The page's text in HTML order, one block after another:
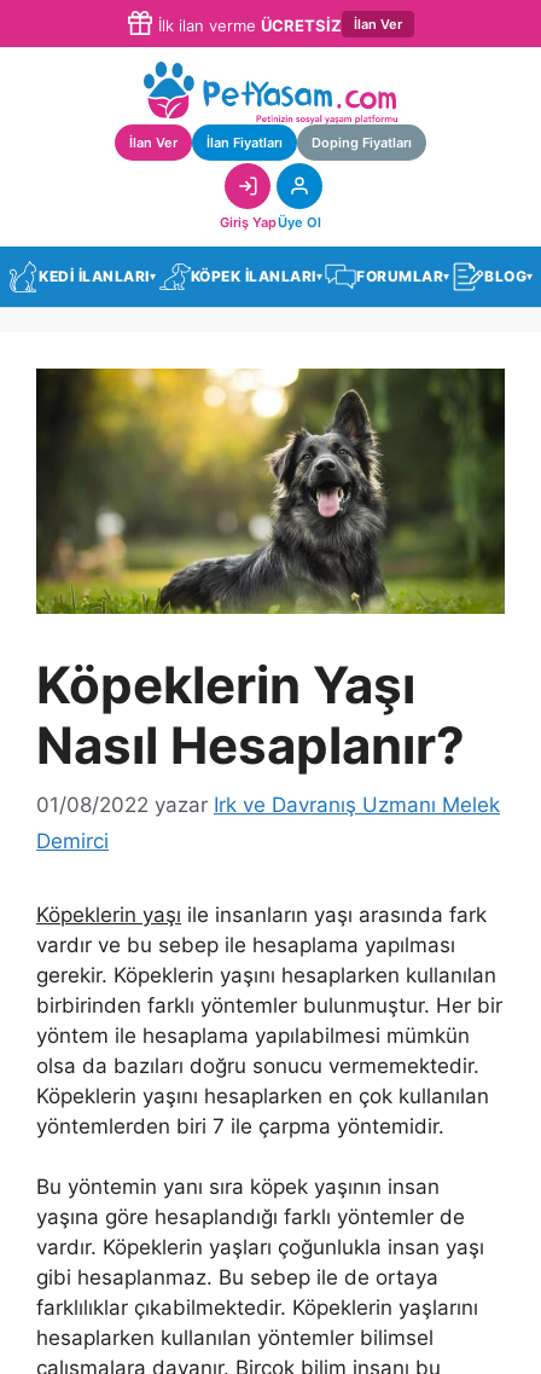
İlk ilan verme ÜCRETSİZ İlan Ver
İlan Ver İlan Fiyatları Doping Fiyatları
Giriş YapÜye Ol
KEDİ İLANLARI▾ KÖPEK İLANLARI▾ FORUMLAR▾ BLOG▾
Köpeklerin Yaşı
Nasıl Hesaplanır?
01/08/2022 yazar Irk ve Davranış Uzmanı Melek
Demirci
Köpeklerin yaşı ile insanların yaşı arasında fark
vardır ve bu sebep ile hesaplama yapılması
gerekir. Köpeklerin yaşını hesaplarken kullanılan
birbirinden farklı yöntemler bulunmuştur. Her bir
yöntem ile hesaplama yapılabilmesi mümkün
olsa da bazıları doğru sonucu vermemektedir.
Köpeklerin yaşını hesaplarken en çok kullanılan
yöntemlerden biri 7 ile çarpma yöntemidir.
Bu yöntemin yanı sıra köpek yaşının insan
yaşına göre hesaplandığı farklı yöntemler de
vardır. Köpeklerin yaşları çoğunlukla insan yaşı
gibi hesaplanmaz. Bu sebep ile de ortaya
farklılıklar çıkabilmektedir. Köpeklerin yaşlarını
hesaplarken kullanılan yöntemler bilimsel
çalışmalara dayanır. Birçok bilim insanı bu